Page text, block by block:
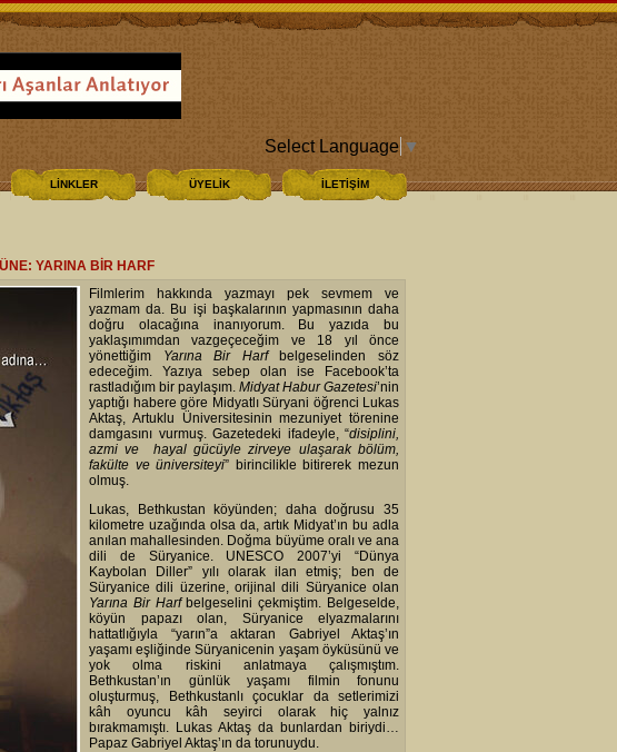
Select Language ▼
LİNKLER ÜYELİK İLETİŞİM
YARINA BİR HARF
Filmlerim hakkında yazmayı pek sevmem ve
yazmam da. Bu işi başkalarının yapmasının daha
doğru olacağına inanıyorum. Bu yazıda bu
yaklaşımımdan vazgeçeceğim ve 18 yıl önce
yönettiğim Yarına Bir Harfbelgeselinden söz
edeceğim. Yazıya sebep olan ise Facebook’ta
rastladığım bir paylaşım. Midyat Habur Gazetesi’nin
yaptığı habere göre Midyatlı Süryani öğrenci Lukas
Aktaş, Artuklu Üniversitesinin mezuniyet törenine
damgasını vurmuş. Gazetedeki ifadeyle, “disiplini,
azmi ve hayal gücüyle zirveye ulaşarak bölüm,
fakülte ve üniversiteyi” birincilikle bitirerek mezun
olmuş.
Lukas, Bethkustan köyünden; daha doğrusu 35
kilometre uzağında olsa da, artık Midyat’ın bu adla
anılan mahallesinden. Doğma büyüme oralı ve ana
dili de Süryanice. UNESCO 2007’yi “Dünya
Kaybolan Diller” yılı olarak ilan etmiş; ben de
Süryanice dili üzerine, orijinal dili Süryanice olan
Yarına Bir Harfbelgeselini çekmiştim. Belgeselde,
köyün papazı olan, Süryanice elyazmalarını
hattatlığıyla “yarın”a aktaran Gabriyel Aktaş’ın
yaşamı eşliğinde Süryanicenin yaşam öyküsünü ve
yok olma riskini anlatmaya çalışmıştım.
Bethkustan’ın günlük yaşamı filmin fonunu
oluşturmuş, Bethkustanlı çocuklar da setlerimizi
kâh oyuncu kâh seyirci olarak hiç yalnız
bırakmamıştı. Lukas Aktaş da bunlardan biriydi…
Papaz Gabriyel Aktaş’ın da torunuydu.